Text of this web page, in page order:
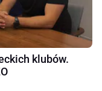
klubów.